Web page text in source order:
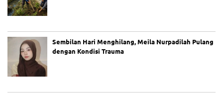
Sembilan Hari Menghilang, Meila Nurpadilah Pulang
dengan Kondisi Trauma